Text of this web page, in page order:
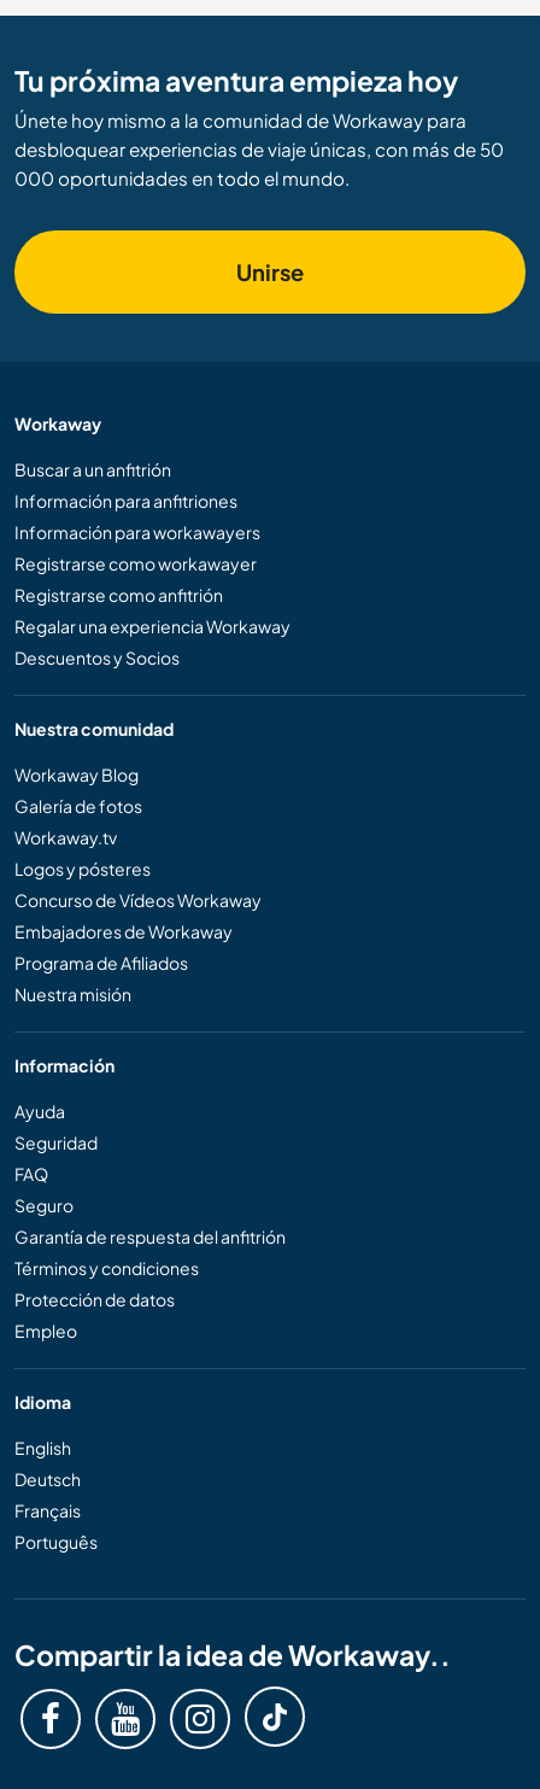
Tu próxima aventura empieza hoy
Únete hoy mismo a la comunidad de Workaway para
desbloquear experiencias de viaje únicas, con más de 50
000 oportunidades en todo el mundo.
Unirse
Workaway
Buscar a un anfitrión
Información para anfitriones
Información para workawayers
Registrarse como workawayer
Registrarse como anfitrión
Regalar una experiencia Workaway
Descuentos y Socios
Nuestra comunidad
Workaway Blog
Galería de fotos
Workaway.tv
Logos y pósteres
Concurso de Vídeos Workaway
Embajadores de Workaway
Programa de Afiliados
Nuestra misión
Información
Ayuda
Seguridad
FAQ
Seguro
Garantía de respuesta del anfitrión
Términos y condiciones
Protección de datos
Empleo
Idioma
English
Deutsch
Français
Português
Compartir la idea de Workaway..